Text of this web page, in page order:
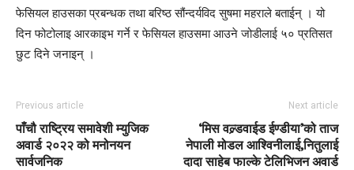
फेसियल हाउसका प्रबन्धक तथा बरिष्ठ सौंन्दर्यविद सुषमा महराले बताईन् । यो
दिन फोटोलाइ आरकाइभ गर्ने र फेसियल हाउसमा आउने जोडीलाई ५० प्रतिसत
छुट दिने जनाइन् ।
Previous article
पाँचौ राष्ट्रिय समावेशी म्युजिक
अवार्ड २०२२ को मनोनयन
सार्वजनिक
Next article
‘मिस वल्र्डवाईड ईण्डीया’को ताज
नेपाली मोडल आश्विनीलाई,नितुलाई
दादा साहेब फाल्के टेलिभिजन अवार्ड